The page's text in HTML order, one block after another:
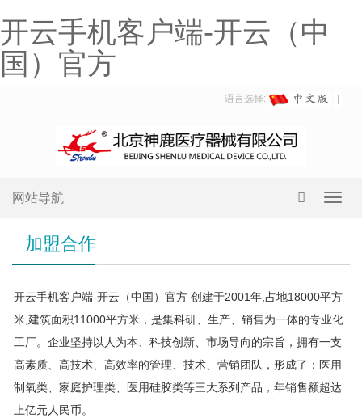
开云手机客户端-开云（中
国）官方
语言选择:
网站导航
加盟合作
开云手机客户端-开云（中国）官方 创建于2001年,占地18000平方
米,建筑面积11000平方米，是集科研、生产、销售为一体的专业化
工厂。企业坚持以人为本、科技创新、市场导向的宗旨，拥有一支
高素质、高技术、高效率的管理、技术、营销团队，形成了：医用
制氧类、家庭护理类、医用硅胶类等三大系列产品，年销售额超达
上亿元人民币。